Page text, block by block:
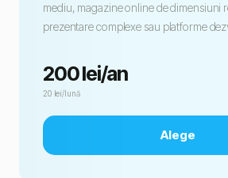
mediu, magazine online de dimensiuni
prezentare complexe sau platforme
200 lei/an
20 lei/lună
Alege